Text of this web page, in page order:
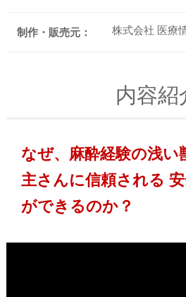
制作・販売元： 株式会社 医療
内容紹
なぜ、麻酔経験の浅い
主さんに信頼される
ができるのか？